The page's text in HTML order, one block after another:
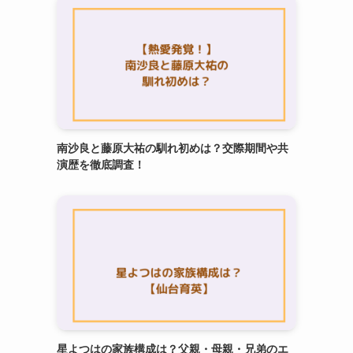
南沙良と藤原大祐の馴れ初めは？交際期間や共
演歴を徹底調査！
星よつはの家族構成は？父親・母親・兄弟のエ